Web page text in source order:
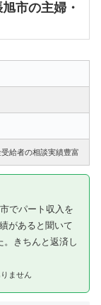
市の主婦・
給者の相談実績豊富
でパート収入を
があると聞いて
。きちんと返済し
ません